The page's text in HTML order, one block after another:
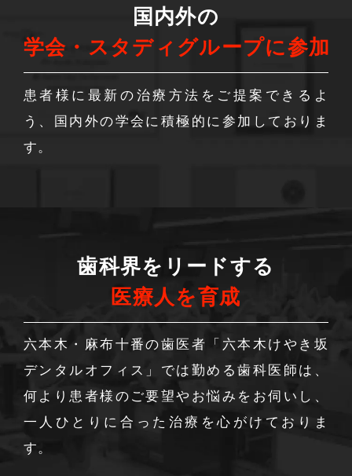
国内外の
学会・スタディグループに参加
患者様に最新の治療方法をご提案できるよ
う、国内外の学会に積極的に参加しておりま
す。
歯科界をリードする
医療人を育成
六本木・麻布十番の歯医者「六本木けやき坂
デンタルオフィス」では勤める歯科医師は、
何より患者様のご要望やお悩みをお伺いし、
一人ひとりに合った治療を心がけておりま
す。